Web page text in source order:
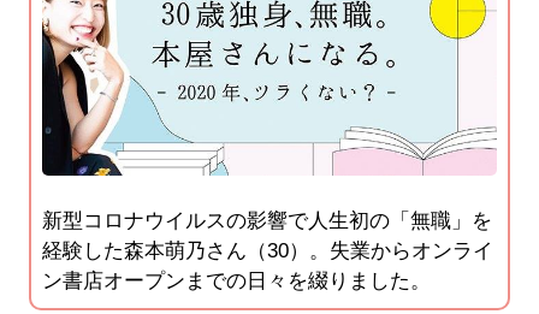
新型コロナウイルスの影響で人生初の「無職」を
経験した森本萌乃さん（30）。失業からオンライ
ン書店オープンまでの日々を綴りました。